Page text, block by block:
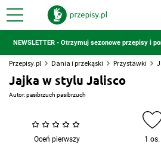
NEWSLETTER - Otrzymuj sezonowe przepisy i
Przepisy.pl Dania i przekąski Przystawki
Jajka w stylu Jalisco
Autor:pasibrzuch pasibrzuch
Oceń pierwszy 1 os.